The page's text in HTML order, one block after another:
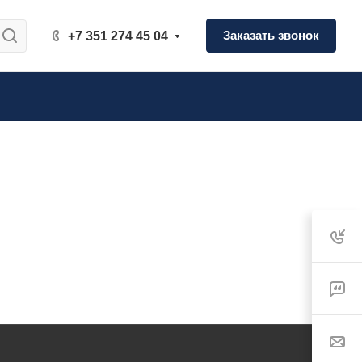
+7 351 274 45 04 Заказать звонок